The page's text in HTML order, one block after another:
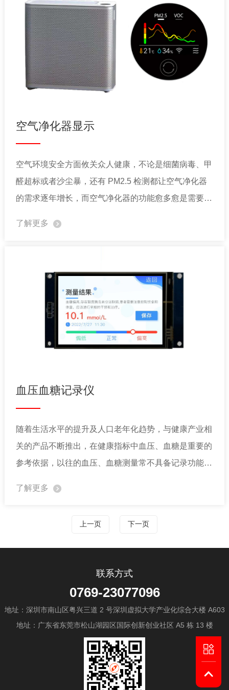
空气净化器显示
空气环境安全方面攸关众人健康，不论是细菌病毒、甲
醛超标或者沙尘暴，还有 PM2.5 检测都让空气净化器
的需求逐年增长，而空气净化器的功能愈多愈是需要与
了解更多
血压血糖记录仪
随着生活水平的提升及人口老年化趋势，与健康产业相
关的产品不断推出，在健康指标中血压、血糖是重要的
参考依据，以往的血压、血糖测量常不具备记录功能，
脚机、按摩器、制氧机、家用呼吸器、小型医检仪器等
等陆续推出带 LCD 彩屏的接口，让产品操作更加便
了解更多
上一页 下一页
联系方式
0769-23077096
地址：深圳市南山区粤兴三道 2 号深圳虚拟大学产业化综合大楼 A603
地址：广东省东莞市松山湖园区国际创新创业社区 A5 栋 13 楼